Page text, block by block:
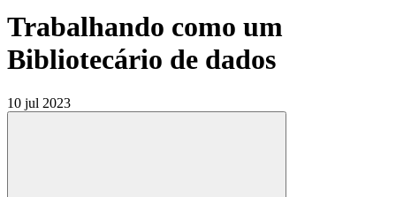
Trabalhando como um
Bibliotecário de dados
10 jul 2023